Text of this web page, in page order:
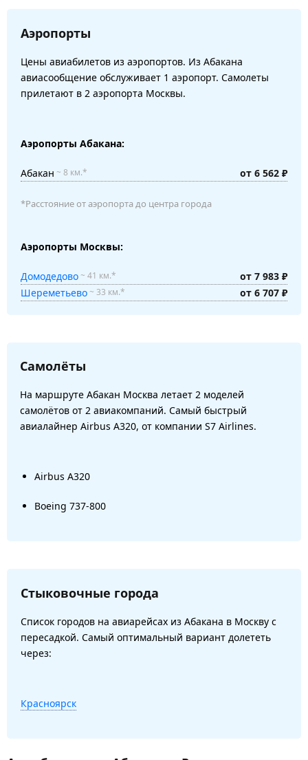
Аэропорты
Цены авиабилетов из аэропортов. Из Абакана
авиасообщение обслуживает 1 аэропорт. Самолеты
прилетают в 2 аэропорта Москвы.
Аэропорты Абакана:
Абакан ~ 8 км.* от 6 562 ₽
*Расстояние от аэропорта до центра города
Аэропорты Москвы:
Домодедово~ 41 км.*
от 7 983 ₽
Шереметьево~ 33 км.* от 6 707 ₽
Самолёты
На маршруте Абакан Москва летает 2 моделей
самолётов от 2 авиакомпаний. Самый быстрый
авиалайнер Airbus A320, от компании S7 Airlines.
Airbus A320
Boeing 737-800
Стыковочные города
Список городов на авиарейсах из Абакана в Москву с
пересадкой. Самый оптимальный вариант долететь
через:
Красноярск